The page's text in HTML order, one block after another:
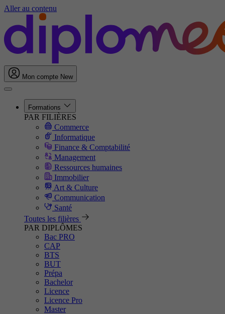
Aller au contenu
Mon compte New
Formations
PAR FILIÈRES
Commerce
Informatique
Finance & Comptabilité
Management
Ressources humaines
Immobilier
Art & Culture
Communication
Santé
Toutes les filières
PAR DIPLÔMES
Bac PRO
CAP
BTS
BUT
Prépa
Bachelor
Licence
Licence Pro
Master